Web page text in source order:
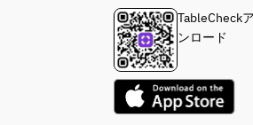
TableCheck
ンロード